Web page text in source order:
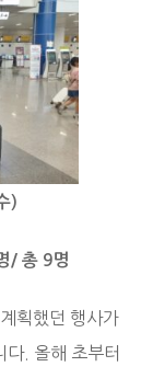
)
/ 총 9명
획했던 행사가
다. 올해 초부터